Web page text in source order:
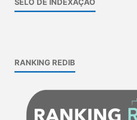
SELO DE INDEXAÇÃO
RANKING REDIB